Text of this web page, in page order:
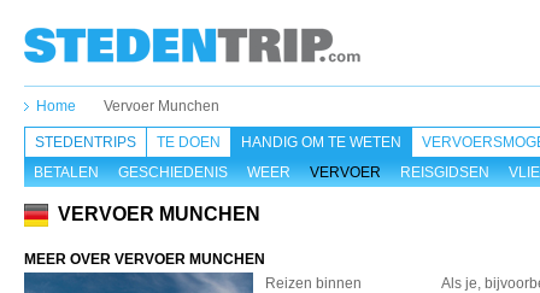
Home Vervoer Munchen
STEDENTRIPS TE DOEN
HANDIG OM TE WETEN
BETALEN
GESCHIEDENIS WEER VERVOER REISGIDSEN
VERVOER MUNCHEN
MEER OVER VERVOER MUNCHEN
Reizen binnen
Als je,